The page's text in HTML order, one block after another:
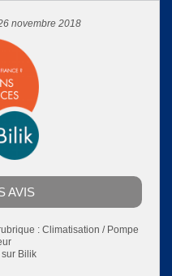
novembre 2018
AVIS
: Climatisation / Pompe
Bilik